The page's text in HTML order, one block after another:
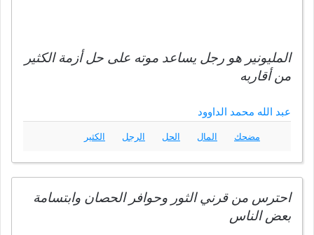
المليونير هو رجل يساعد موته على حل أزمة الكثير
من أقاربه
عبد الله محمد الداوود
مضحك المال الحل الرجل الكثير
احترس من قرني الثور وحوافر الحصان وابتسامة
بعض الناس